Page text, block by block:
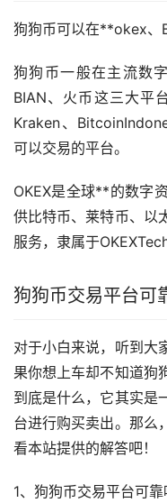
狗狗币可以在**okex、
狗狗币一般在主流数
BIAN、火币这三大平
Kraken、
可以交易的平台。
OKEX是全球**的数字
供比特币、莱特币、以
服务，隶属于
狗狗币交易平台可
对于小白来说，听到大
果你想上车却不知道狗
到底是什么，它其实是
台进行购买卖出。那么
看本站提供的解答吧！
1、狗狗币交易平台可靠